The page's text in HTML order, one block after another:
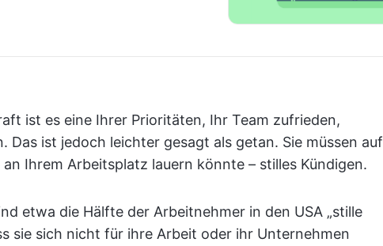
ist es eine Ihrer Prioritäten, Ihr Team zufrieden,
Das ist jedoch leichter gesagt als getan. Sie müssen auf
Ihrem Arbeitsplatz lauern könnte – stilles Kündigen.
etwa die Hälfte der Arbeitnehmer in den USA „stille
sie sich nicht für ihre Arbeit oder ihr Unternehmen